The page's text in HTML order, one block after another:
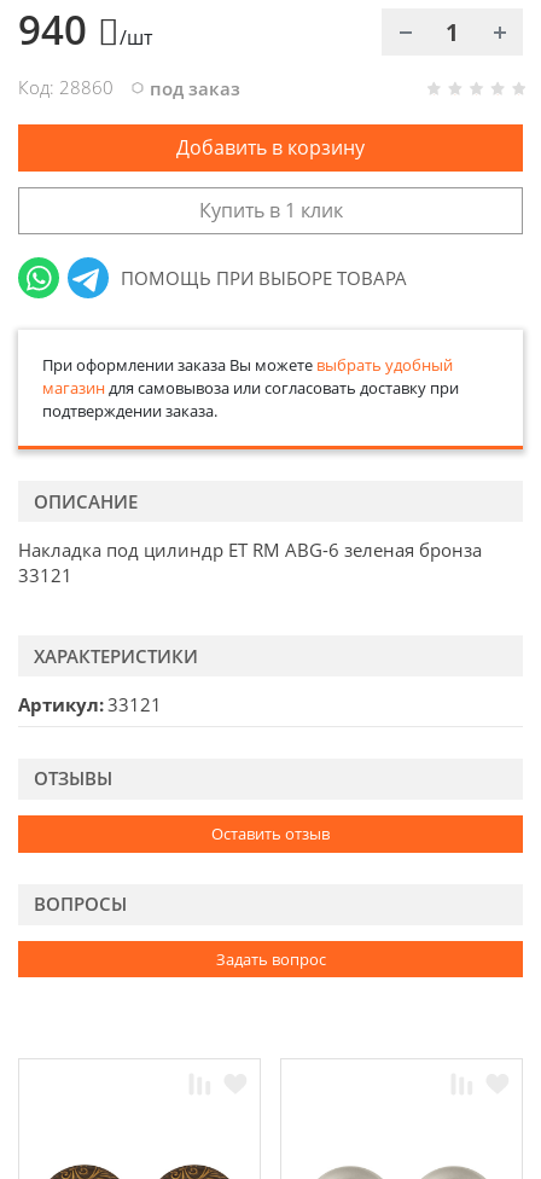
940 /шт
Код: 28860 под заказ
Добавить в корзину
Купить в 1 клик
ПОМОЩЬ ПРИ ВЫБОРЕ ТОВАРА
При оформлении заказа Вы можете выбрать удобный
магазиндля самовывоза или согласовать доставку при
подтверждении заказа.
ОПИСАНИЕ
Накладка под цилиндр ET RM ABG-6 зеленая бронза
33121
ХАРАКТЕРИСТИКИ
Артикул 33121
ОТЗЫВЫ
Оставить отзыв
ВОПРОСЫ
Задать вопрос